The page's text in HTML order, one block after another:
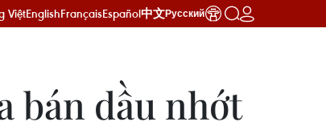
ViệtEnglishFrançaisEspañol中文Русский
bán dầu nhớt